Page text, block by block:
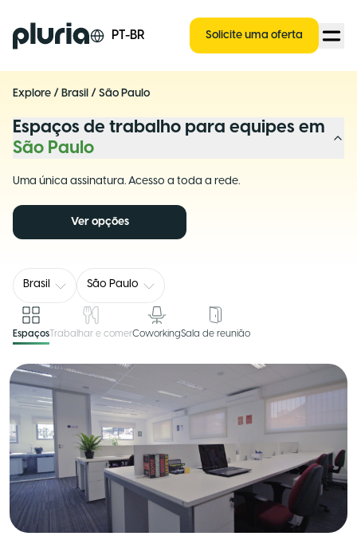
Logo Pluria PT-BR Solicite uma oferta
Explore / Brasil / São Paulo
Espaços de trabalho para equipes em
São Paulo
Uma única assinatura. Acesso a toda a rede.
Ver opções
Brasil São Paulo
EspaçosTrabalhar e comerCoworkingSala de reunião